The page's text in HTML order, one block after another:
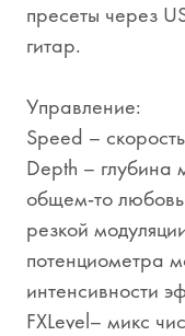
пресеты через
гитар.
Управление:
Speed –
Depth – глубина
общем-то
резкой
потенциометра
интенсивности
FXLevel– микс